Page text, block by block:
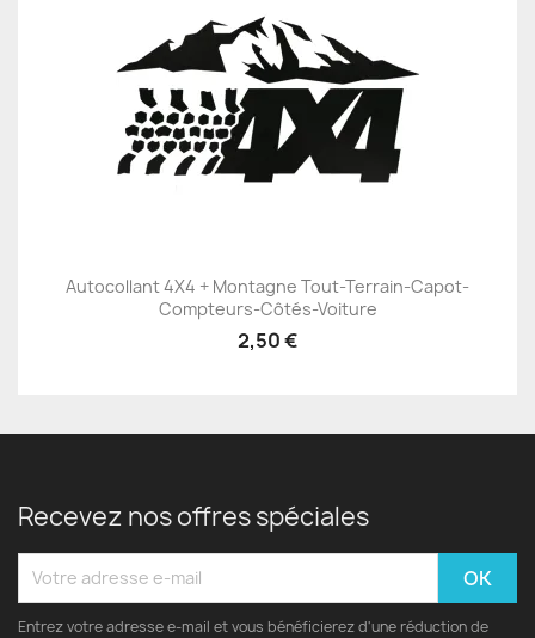
Autocollant 4X4 + Montagne Tout-Terrain-Capot-
Compteurs-Côtés-Voiture
2,50 €
Recevez nos offres spéciales
Entrez votre adresse e-mail et vous bénéficierez d'une réduction de